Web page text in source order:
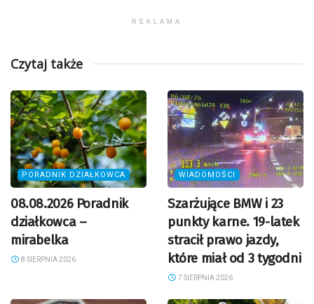
REKLAMA
Czytaj także
PORADNIK DZIAŁKOWCA
08.08.2026 Poradnik
działkowca –
mirabelka
8 SIERPNIA 2026
WIADOMOŚCI
Szarżujące BMW i 23
punkty karne. 19-latek
stracił prawo jazdy,
które miał od 3 tygodni
7 SIERPNIA 2026